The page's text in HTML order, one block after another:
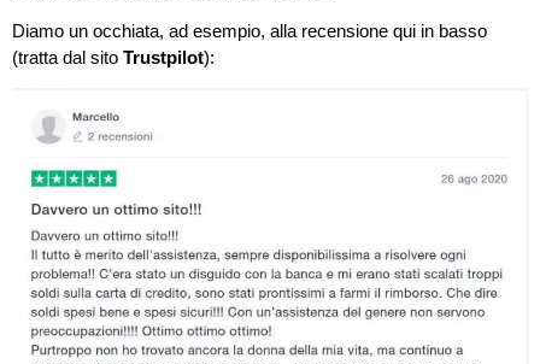
Diamo un occhiata, ad esempio, alla recensione qui in basso
(tratta dal sito Trustpilot):